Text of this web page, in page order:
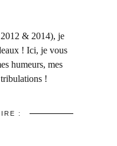
& 2014), je
! Ici, je vous
humeurs, mes
tribulations !
: